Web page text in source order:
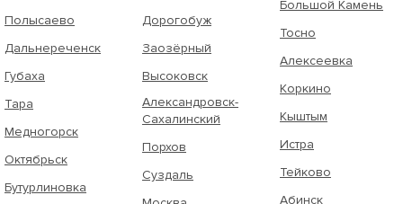
Полысаево
Дальнереченск
Губаха
Тара
Медногорск
Октябрьск
Бутурлиновка
Дорогобуж
Заозёрный
Высоковск
Александровск-
Сахалинский
Порхов
Суздаль
Большой Камень
Тосно
Алексеевка
Коркино
Кыштым
Истра
Тейково
Абинск